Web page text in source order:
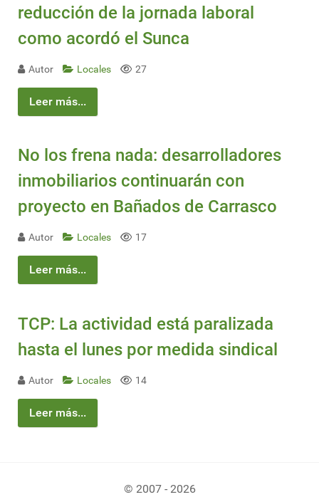
reducción de la jornada laboral
como acordó el Sunca
Autor Locales 27
Leer más...
No los frena nada: desarrolladores
inmobiliarios continuarán con
proyecto en Bañados de Carrasco
Autor Locales 17
Leer más...
TCP: La actividad está paralizada
hasta el lunes por medida sindical
Autor Locales 14
Leer más...
© 2007 - 2026